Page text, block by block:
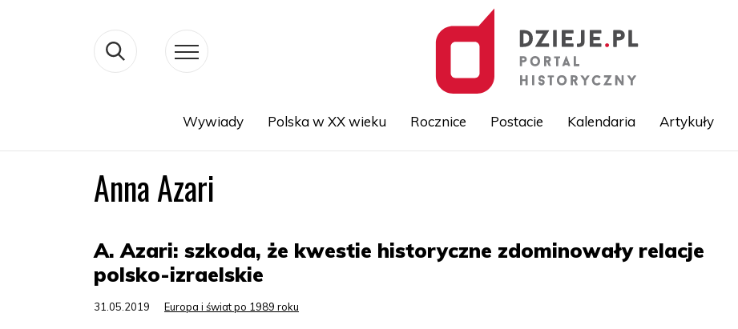
Wywiady Polska w XX wieku Rocznice Postacie Kalendaria Artykuły
Anna Azari
A. Azari: szkoda, że kwestie historyczne zdominowały relacje
polsko-izraelskie
31.05.2019 Europa i świat po 1989 roku